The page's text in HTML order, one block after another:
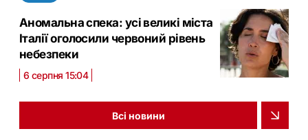
Аномальна спека: усі великі міста
Італії оголосили червоний рівень
небезпеки
6 серпня 15:04
Всі новини